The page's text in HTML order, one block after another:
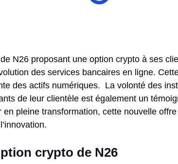
N26 proposant une option crypto à ses
des services bancaires en ligne.
des actifs numériques. La volonté des
de leur clientèle est également un
en pleine transformation, cette nouvelle
crypto de N26